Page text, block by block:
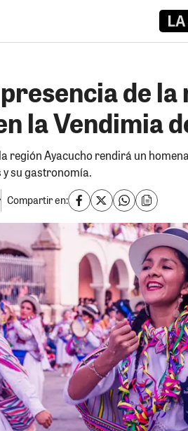
de
la Vendimia
la región Ayacucho rendirá un
su gastronomía.
Compartir en: